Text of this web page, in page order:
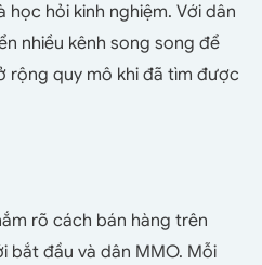
học hỏi kinh nghiệm. Với dân
nhiều kênh song song để
rộng quy mô khi đã tìm được
rõ cách bán hàng trên
bắt đầu và dân MMO. Mỗi